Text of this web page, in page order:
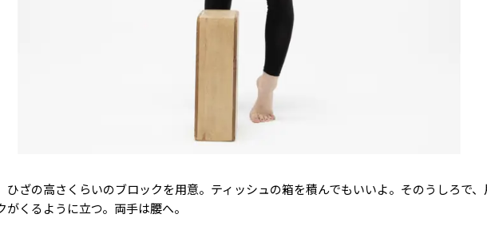
ひざの高さくらいのブロックを用意。ティッシュの箱を積んでもいいよ。そのうしろで
がくるように立つ。両手は腰へ。